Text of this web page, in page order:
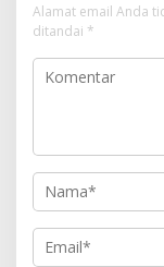
Alamat email Anda
ditandai *